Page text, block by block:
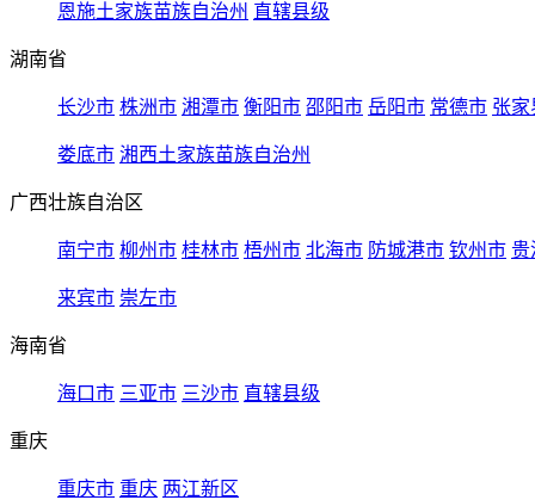
恩施土家族苗族自治州 直辖县级
湖南省
长沙市 株洲市 湘潭市 衡阳市 邵阳市 岳阳市 常德市 张家
娄底市 湘西土家族苗族自治州
广西壮族自治区
南宁市 柳州市 桂林市 梧州市 北海市 防城港市 钦州市 贵
来宾市 崇左市
海南省
海口市 三亚市 三沙市 直辖县级
重庆
重庆市 重庆 两江新区